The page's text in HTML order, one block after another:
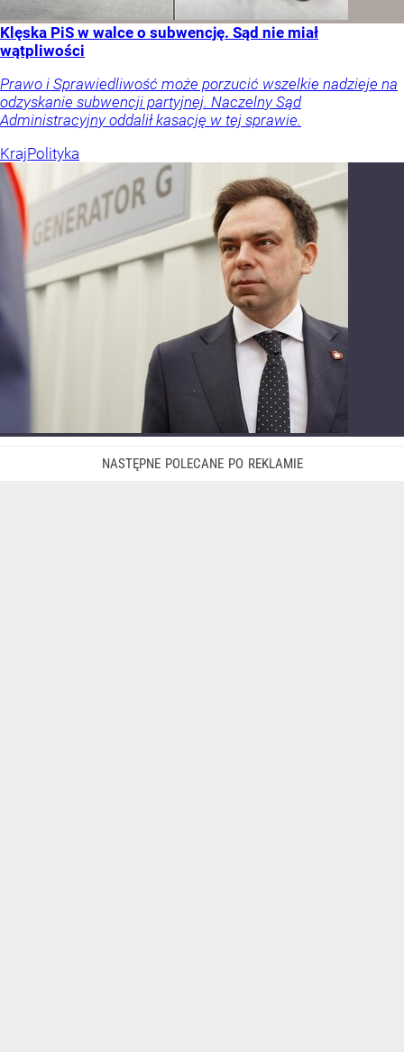
Klęska PiS w walce o subwencję. Sąd nie miał
wątpliwości
Prawo i Sprawiedliwość może porzucić wszelkie nadzieje na
odzyskanie subwencji partyjnej. Naczelny Sąd
Administracyjny oddalił kasację w tej sprawie.
KrajPolityka